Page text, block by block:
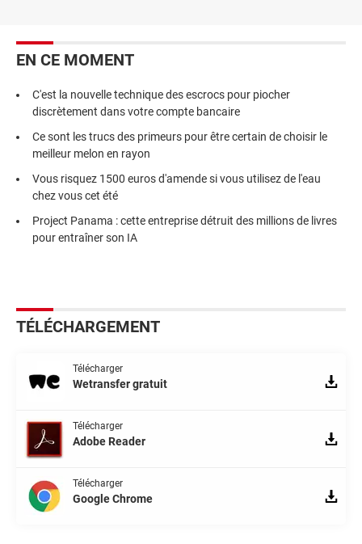
EN CE MOMENT
C'est la nouvelle technique des escrocs pour piocher
discrètement dans votre compte bancaire
Ce sont les trucs des primeurs pour être certain de choisir le
meilleur melon en rayon
Vous risquez 1500 euros d'amende si vous utilisez de l'eau
chez vous cet été
Project Panama : cette entreprise détruit des millions de livres
pour entraîner son IA
TÉLÉCHARGEMENT
Télécharger
Wetransfer gratuit
Télécharger
Adobe Reader
Télécharger
Google Chrome